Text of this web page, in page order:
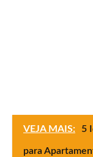
VEJA MAIS: 5
para